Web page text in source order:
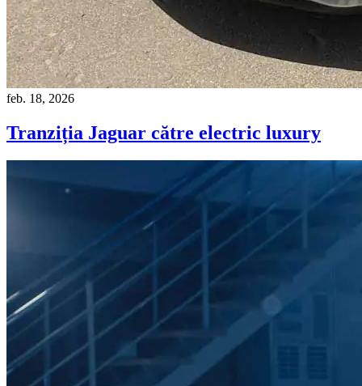
feb. 18, 2026
Tranziția Jaguar către electric luxury